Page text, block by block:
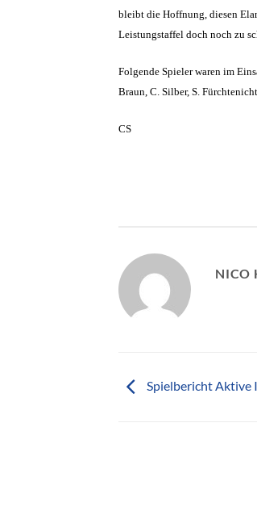
bleibt die Hoffnung, diesen
Leistungstaffel doch noch zu
Folgende Spieler waren im
Braun, C. Silber, S.
CS
NICO
Spielbericht Aktive